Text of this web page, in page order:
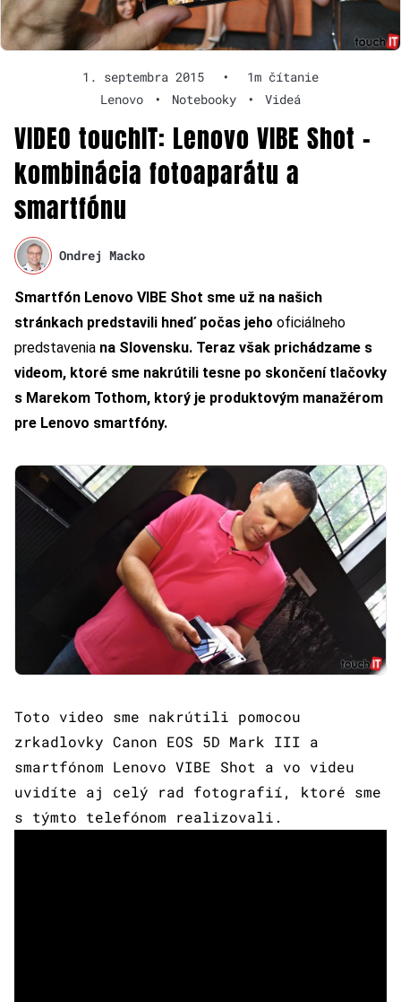
1. septembra 2015 •
1m čítanie
Lenovo
• Notebooky • Videá
VIDEO touchIT: Lenovo VIBE Shot –
kombinácia fotoaparátu a
smartfónu
Ondrej Macko
Smartfón Lenovo VIBE Shot sme už na našich
stránkach predstavili hneď počas jeho oficiálneho
predstavenia na Slovensku. Teraz však prichádzame s
videom, ktoré sme nakrútili tesne po skončení tlačovky
s Marekom Tothom, ktorý je produktovým manažérom
pre Lenovo smartfóny.
Toto video sme nakrútili pomocou
zrkadlovky Canon EOS 5D Mark III a
smartfónom Lenovo VIBE Shot a vo videu
uvidíte aj celý rad fotografií, ktoré sme
s týmto telefónom realizovali.